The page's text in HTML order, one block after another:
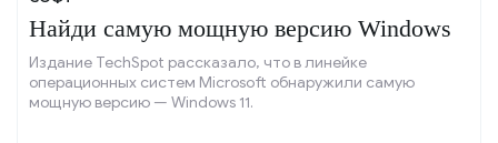
Найди самую мощную версию Windows
Издание TechSpot рассказало, что в линейке
операционных систем Microsoft обнаружили самую
мощную версию — Windows 11.